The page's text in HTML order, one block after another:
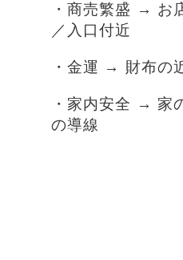
・商売繁盛 → お
／入口付近
・金運 → 財布の
・家内安全 → 家
の導線